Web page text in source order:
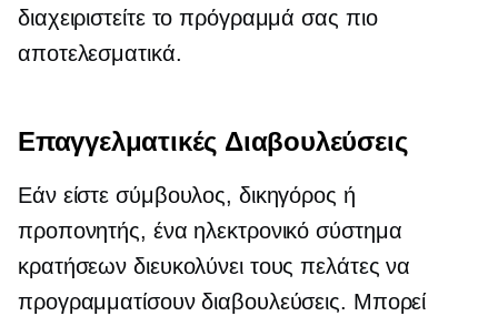
διαχειριστείτε το πρόγραμμά σας πιο
αποτελεσματικά.
Επαγγελματικές Διαβουλεύσεις
Εάν είστε σύμβουλος, δικηγόρος ή
προπονητής, ένα ηλεκτρονικό σύστημα
κρατήσεων διευκολύνει τους πελάτες να
προγραμματίσουν διαβουλεύσεις. Μπορεί